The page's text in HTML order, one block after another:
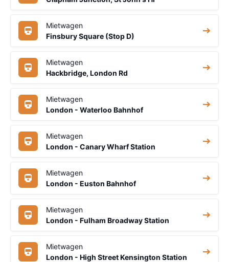
Mietwagen
Finsbury Square (Stop D)
Mietwagen
Hackbridge, London Rd
Mietwagen
London - Waterloo Bahnhof
Mietwagen
London - Canary Wharf Station
Mietwagen
London - Euston Bahnhof
Mietwagen
London - Fulham Broadway Station
Mietwagen
London - High Street Kensington Station